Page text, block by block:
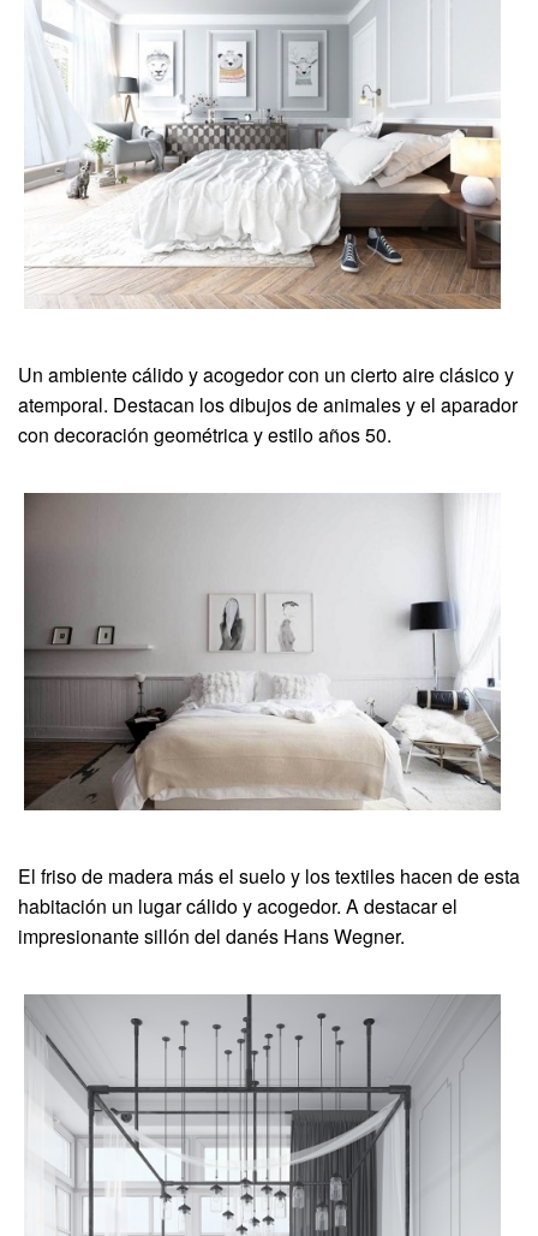
Un ambiente cálido y acogedor con un cierto aire clásico y
atemporal. Destacan los dibujos de animales y el aparador
con decoración geométrica y estilo años 50.
El friso de madera más el suelo y los textiles hacen de esta
habitación un lugar cálido y acogedor. A destacar el
impresionante sillón del danés Hans Wegner.